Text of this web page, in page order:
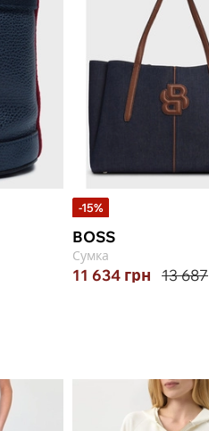
-15%
BOSS
Сумка
11 634 грн 13 687